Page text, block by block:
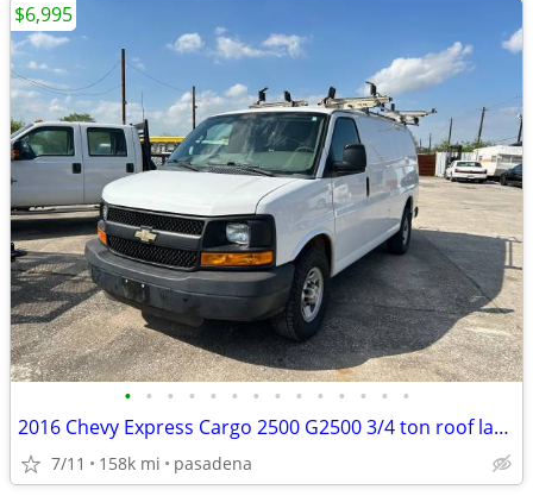
• • • • • • • • • • • • • •
2016 Chevy Express Cargo 2500 G2500 3/4 ton roof ladder rack shelves
7/11 158k mi pasadena
$6,995